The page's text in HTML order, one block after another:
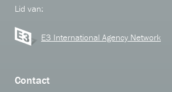
Lid van:
E3 International Agency Network
Contact